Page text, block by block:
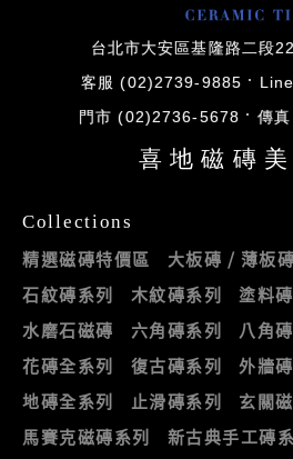
台北市大安區基隆路二段
客服 (02)2739-9885
門市 (02)2736-5678 傳
喜地磁磚
Collections
精選磁磚特價區 大板磚 / 薄板磚
石紋磚系列
木紋磚系列 塗料
水磨石磁磚
六角磚系列 八角
花磚全系列
復古磚系列 外牆
地磚全系列
止滑磚系列
玄關
馬賽克磁磚系列
新古典手工磚